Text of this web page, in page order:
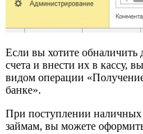
Если вы хотите обналичить
счета и внести их в кассу,
видом операции
банке».
При поступлении наличных
займам, вы можете